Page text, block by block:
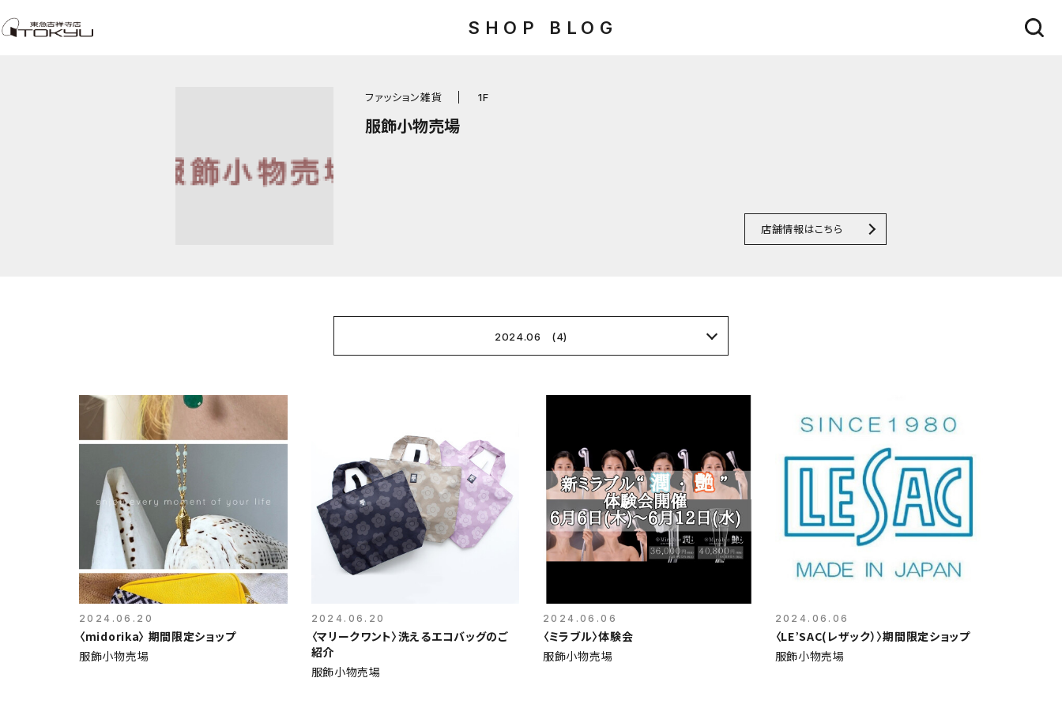
SHOP BLOG
ファッション雑貨 1F
服飾小物売場
店舗情報はこちら
2024.06 (4)
2024.06.20
〈midorika〉 期間限定ショップ
服飾小物売場
2024.06.20
〈マリークワント〉洗えるエコバッグのご
紹介
服飾小物売場
2024.06.06
〈ミラブル〉体験会
服飾小物売場
2024.06.06
〈LE’SAC(レザック）〉期間限定ショップ
服飾小物売場